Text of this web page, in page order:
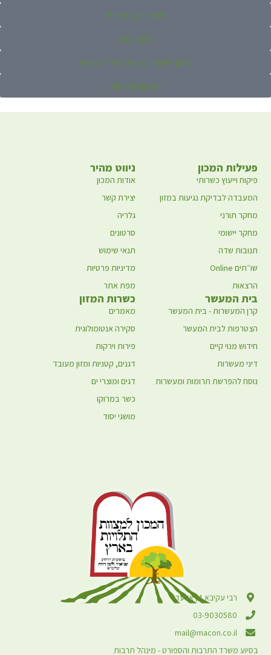
פיקוח וייעוץ כשרותי
מחקר תורני
מחקר יישומי במצוות התלויות בארץ
ימי עיון והרצאות
רבי עקיבא 4, אלעד
03-9030580
mail@macon.co.il
בסיוע משרד התרבות והספורט - מינהל תרבות
ניווט מהיר
אודות המכון
יצירת קשר
גלריה
סרטונים
תנאי שימוש
מדיניות פרטיות
מפת אתר
פעילות המכון
פיקוח וייעוץ כשרותי
המעבדה לבדיקת נגיעות במזון
מחקר תורני
מחקר יישומי
תנובות שדה
שו״תים Online
הרצאות
כשרות המזון
מאמרים
סקירה אנטומולוגית
פירות וירקות
דגנים, קטניות ומזון מעובד
דגים ומוצרי ים
כשר במרוקו
מושגי יסוד
בית המעשר
קרן המעשרות - בית המעשר
הצטרפות לבית המעשר
חידוש מנוי קיים
דיני מעשרות
נוסח להפרשת תרומות ומעשרות